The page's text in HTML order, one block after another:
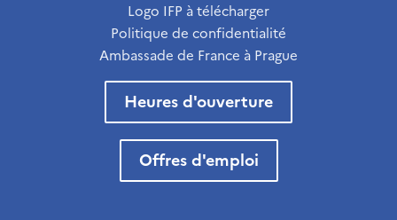
Logo IFP à télécharger
Politique de confidentialité
Ambassade de France à Prague
Heures d'ouverture
Offres d'emploi